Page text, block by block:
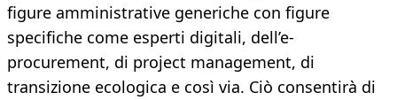
figure amministrative generiche con figure
specifiche come esperti digitali, dell’e-
procurement, di project management, di
transizione ecologica e così via. Ciò consentirà di